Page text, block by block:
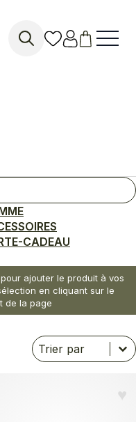
CADEAU
ajouter le produit à vos
en cliquant sur le
de la page
Trier
Trier le contenu
Trier le contenu
♥︎